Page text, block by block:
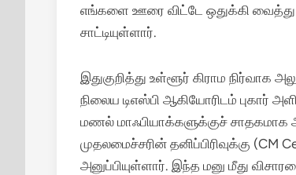
எங்களை ஊரை விட்டே ஒதுக்கி வைத்து
சாட்டியுள்ளார்.
இதுகுறித்து உள்ளூர் கிராம நிர்வாக
நிலைய டிஎஸ்பி ஆகியோரிடம் புகார்
மணல் மாஃபியாக்களுக்குச் சாதகமாக
முதலமைச்சரின் தனிப்பிரிவுக்கு
அனுப்பியுள்ளார். இந்த மனு மீது